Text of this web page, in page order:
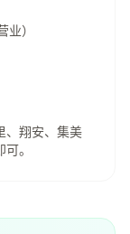
）
、翔安、集美
。